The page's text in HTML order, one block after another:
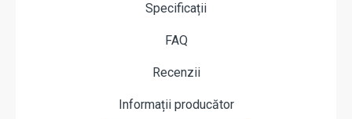
Specificații
FAQ
Recenzii
Informații producător